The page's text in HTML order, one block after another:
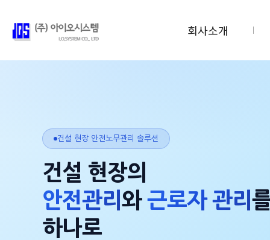
회사소개
건설 현장 안전노무관리 솔루션
건설 현장의
안전관리 와 근로자 관리
하나로